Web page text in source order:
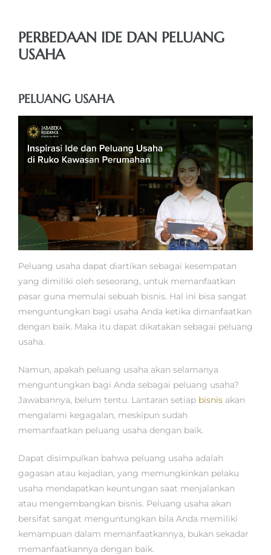
PERBEDAAN IDE DAN PELUANG
USAHA
PELUANG USAHA
Peluang usaha dapat diartikan sebagai kesempatan
yang dimiliki oleh seseorang, untuk memanfaatkan
pasar guna memulai sebuah bisnis. Hal ini bisa sangat
menguntungkan bagi usaha Anda ketika dimanfaatkan
dengan baik. Maka itu dapat dikatakan sebagai peluang
usaha.
Namun, apakah peluang usaha akan selamanya
menguntungkan bagi Anda sebagai peluang usaha?
Jawabannya, belum tentu. Lantaran setiap bisnis akan
mengalami kegagalan, meskipun sudah
memanfaatkan peluang usaha dengan baik.
Dapat disimpulkan bahwa peluang usaha adalah
gagasan atau kejadian, yang memungkinkan pelaku
usaha mendapatkan keuntungan saat menjalankan
atau mengembangkan bisnis. Peluang usaha akan
bersifat sangat menguntungkan bila Anda memiliki
kemampuan dalam memanfaatkannya, bukan sekadar
memanfaatkannya dengan baik.